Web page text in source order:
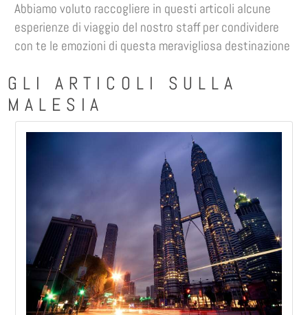
Abbiamo voluto raccogliere in questi articoli alcune
esperienze di viaggio del nostro staff per condividere
con te le emozioni di questa meravigliosa destinazione
GLI ARTICOLI SULLA
MALESIA